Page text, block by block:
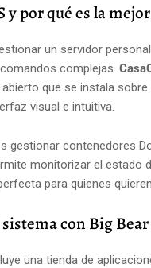
y por qué es la
un servidor
complejas.
que se instala
visual e intuitiva.
gestionar contenedores
monitorizar el estado
para quienes
con Big Bear
una tienda de